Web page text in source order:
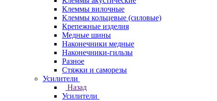
Клеммы вилочные
Клеммы кольцевые (силовые)
Крепежные изделия
Медные шины
Наконечники медные
Наконечники-гильзы
Разное
Стяжки и саморезы
Усилители
Назад
Усилители